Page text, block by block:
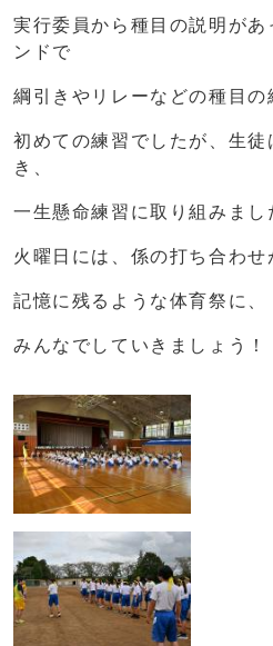
実行委員から種目の説明が
ンドで
綱引きやリレーなどの種目の
初めての練習でしたが、生徒
き、
一生懸命練習に取り組みまし
火曜日には、係の打ち合わせ
記憶に残るような体育祭に、
みんなでしていきましょう！